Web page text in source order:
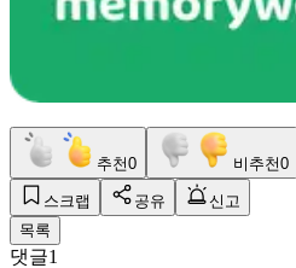
추천0 비추천0
스크랩 공유
신고
목록
댓글1